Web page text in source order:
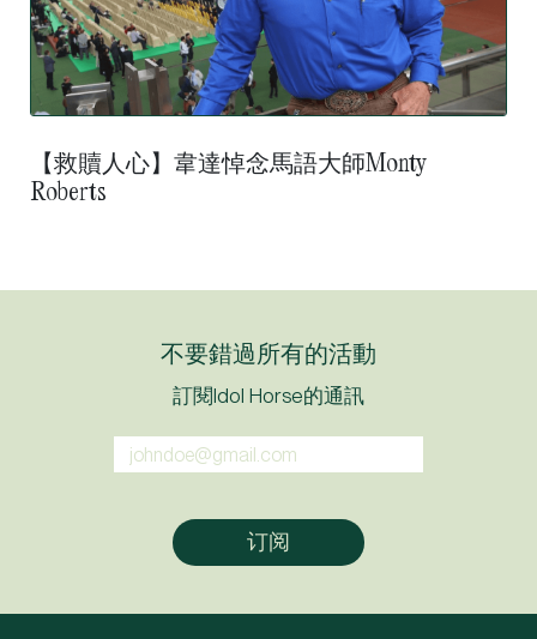
【救贖人心】韋達悼念馬語大師Monty
Roberts
不要錯過所有的活動
訂閱Idol Horse的通訊